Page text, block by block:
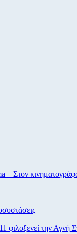
– Στον
φιλοξενεί την Αγνή